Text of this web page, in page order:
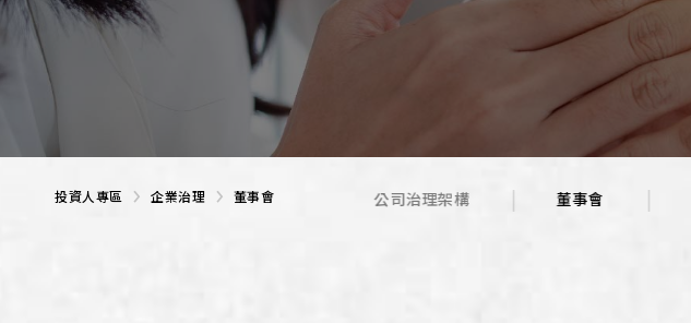
投資人專區 企業治理 董事會 公司治理架構 董事會